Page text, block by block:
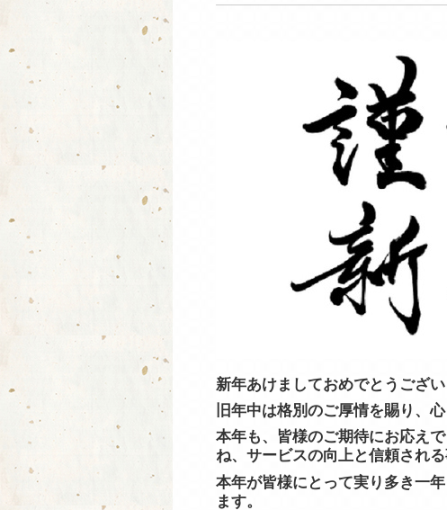
新年あけましておめでとうござい
旧年中は格別のご厚情を賜り、
本年も、皆様のご期待にお応え
ね、サービスの向上と信頼され
本年が皆様にとって実り多き一
ます。